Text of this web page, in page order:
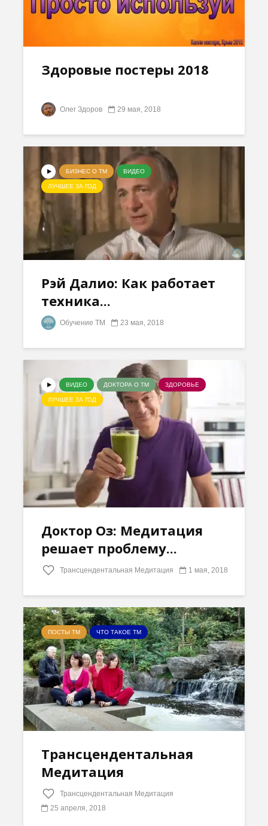
Здоровые постеры 2018
Олег Здоров 29 мая, 2018
БИЗНЕС О ТМ ВИДЕО
ЛУЧШЕЕ ЗА ГОД
Рэй Далио: Как работает
техника...
Обучение ТМ 23 мая, 2018
ВИДЕО ДОКТОРА О ТМ ЗДОРОВЬЕ
ЛУЧШЕЕ ЗА ГОД
Доктор Оз: Медитация
решает проблему...
Трансцендентальная Медитация 1 мая, 2018
ПОСТЫ ТМ ЧТО ТАКОЕ ТМ
Трансцендентальная
Медитация
Трансцендентальная Медитация
25 апреля, 2018